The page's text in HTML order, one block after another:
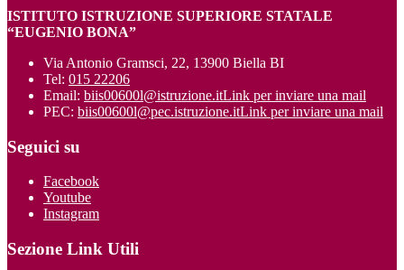
ISTITUTO ISTRUZIONE SUPERIORE STATALE
“EUGENIO BONA”
Via Antonio Gramsci, 22, 13900 Biella BI
Tel: 015 22206
Email: biis00600l@istruzione.itLink per inviare una mail
PEC: biis00600l@pec.istruzione.itLink per inviare una mail
Seguici su
Facebook
Youtube
Instagram
Sezione Link Utili